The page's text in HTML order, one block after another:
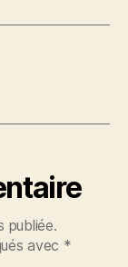
publiée.
avec *